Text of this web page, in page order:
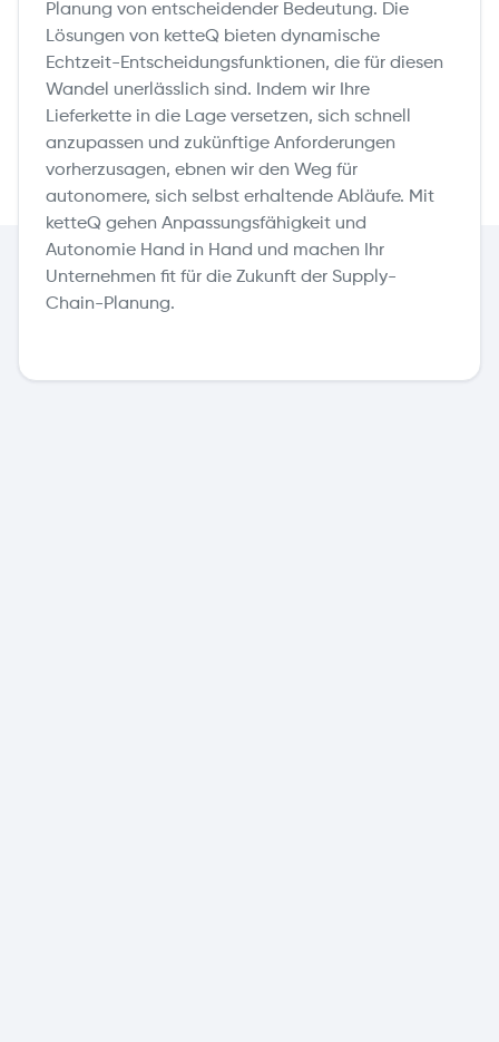
Planung von entscheidender Bedeutung. Die
Lösungen von ketteQ bieten dynamische
Echtzeit-Entscheidungsfunktionen, die für diesen
Wandel unerlässlich sind. Indem wir Ihre
Lieferkette in die Lage versetzen, sich schnell
anzupassen und zukünftige Anforderungen
vorherzusagen, ebnen wir den Weg für
autonomere, sich selbst erhaltende Abläufe. Mit
ketteQ gehen Anpassungsfähigkeit und
Autonomie Hand in Hand und machen Ihr
Unternehmen fit für die Zukunft der Supply-
Chain-Planung.